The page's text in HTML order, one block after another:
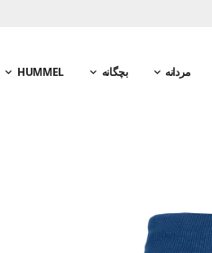
مردانه بچگانه HUMMEL